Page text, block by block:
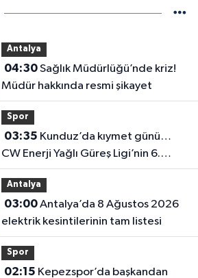
Antalya
04:30Sağlık Müdürlüğü’nde kriz!
Müdür hakkında resmi şikayet
Spor
03:35
CW Enerji Yağlı Güreş Ligi’nin 6.
Etabı öncesi nefesler tutuldu
Antalya
03:00Antalya’da 8 Ağustos 2026
elektrik kesintilerinin tam listesi
Spor
02:15